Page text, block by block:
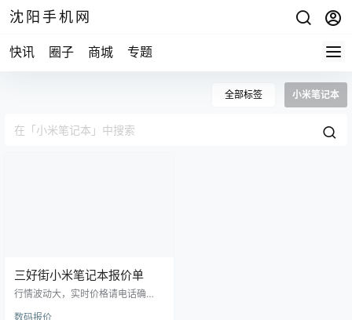
沈阳手机网
快讯 圈子 商城 专题
全部标签 小米笔记本
三好街小米笔记本报价单
行情波动大，实时价格请电话确
数码报价